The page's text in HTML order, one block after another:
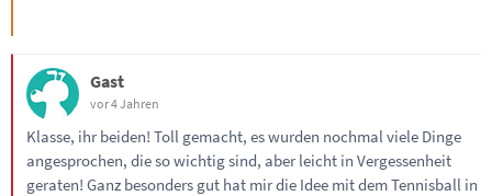
Gast
vor 4 Jahren
Klasse, ihr beiden! Toll gemacht, es wurden nochmal viele Dinge
angesprochen, die so wichtig sind, aber leicht in Vergessenheit
geraten! Ganz besonders gut hat mir die Idee mit dem Tennisball in